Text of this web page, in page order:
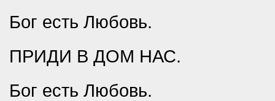
Бог есть Любовь.
ПРИДИ В ДОМ НАС.
Бог есть Любовь.